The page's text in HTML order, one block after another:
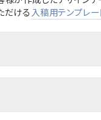
返信用封筒
A4横3つ折
ける 入稿用テンプレー